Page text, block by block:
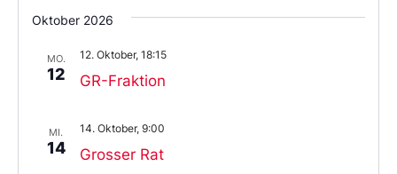
Oktober 2026
MO.
12 GR-Fraktion
12. Oktober, 18:15
MI.
14 Grosser Rat
14. Oktober, 9:00